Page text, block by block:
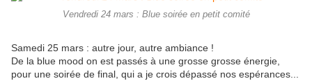
Vendredi 24 mars : Blue soirée en petit comité
Samedi 25 mars : autre jour, autre ambiance !
De la blue mood on est passés à une grosse grosse énergie,
pour une soirée de final, qui a je crois dépassé nos espérances...